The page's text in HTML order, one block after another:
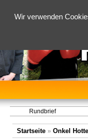
Wir verwenden
Rundbrief
Startseite» Onkel Hotte